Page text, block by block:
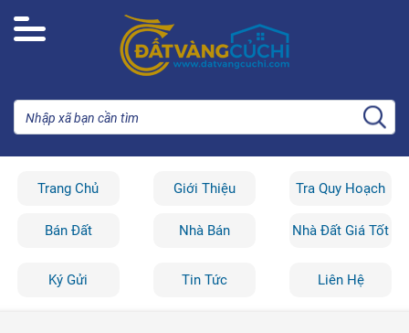
Trang Chủ Giới Thiệu Tra Quy Hoạch
Bán Đất Nhà Bán Nhà Đất Giá Tốt
Ký Gửi Tin Tức Liên Hệ